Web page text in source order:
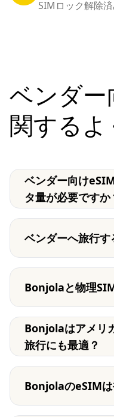
SIMロック解除
ベンダ
関するよ
ベンダー向け
タ量が必要ですか
ベンダーへ旅行
Bonjolaと物理
Bonjolaはアメリ
旅行にも最適？
BonjolaのeSIMは